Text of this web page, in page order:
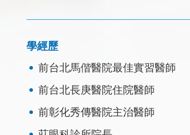
學經歷
前台北馬偕醫院最佳實習醫師
前台北長庚醫院住院醫師
前彰化秀傳醫院主治醫師